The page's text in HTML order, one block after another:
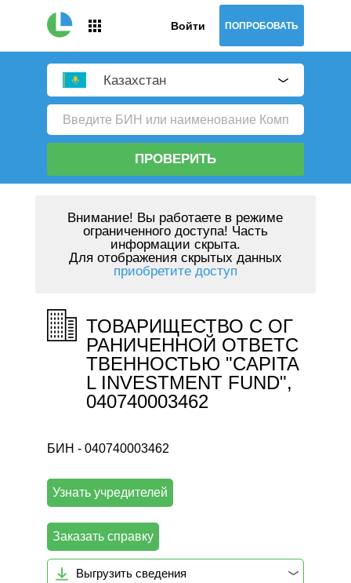
Войти ПОПРОБОВАТЬ
Казахстан
ПРОВЕРИТЬ
Внимание! Вы работаете в режиме
ограниченного доступа! Часть
информации скрыта.
Для отображения скрытых данных
приобретите доступ
ТОВАРИЩЕСТВО С ОГ
РАНИЧЕННОЙ ОТВЕТС
ТВЕННОСТЬЮ "CAPITA
L INVESTMENT FUND",
040740003462
БИН - 040740003462
Узнать учредителей
Заказать справку
Выгрузить сведения